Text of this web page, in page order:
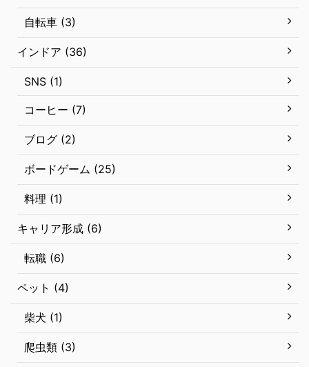
自転車 (3)
インドア (36)
SNS (1)
コーヒー (7)
ブログ (2)
ボードゲーム (25)
料理 (1)
キャリア形成 (6)
転職 (6)
ペット (4)
柴犬 (1)
爬虫類 (3)